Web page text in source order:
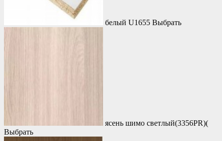
белый U1655 Выбрать
ясень шимо светлый(3356PR)(
Выбрать